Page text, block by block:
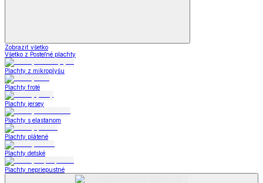
Zobraziť všetko
Všetko z Posteľné plachty
Plachty z mikroplyšu
Plachty froté
Plachty jersey
Plachty s elastanom
Plachty plátené
Plachty detské
Plachty nepriepustné